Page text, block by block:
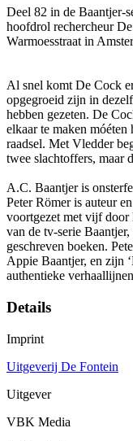
Deel 82 in de Baantjer-
hoofdrol rechercheur
Warmoesstraat in
Al snel komt De Cock
opgegroeid zijn in
hebben gezeten. De
elkaar te maken
raadsel. Met Vledder
twee slachtoffers, maar
A.C. Baantjer is
Peter Römer is auteur
voortgezet met vijf door
van de tv-serie
geschreven boeken.
Appie Baantjer, en zijn
authentieke
Details
Imprint
Uitgeverij De Fontein
Uitgever
VBK Media